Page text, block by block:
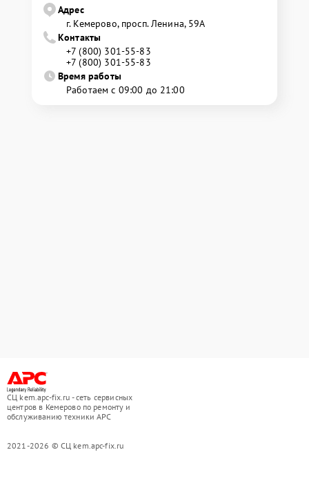
Адрес
г. Кемерово, просп. Ленина, 59А
Контакты
+7 (800) 301-55-83
+7 (800) 301-55-83
Время работы
Работаем с 09:00 до 21:00
СЦ kem.apc-fix.ru - сеть сервисных
центров в Кемерово по ремонту и
обслуживанию техники APC
2021-2026 © СЦ kem.apc-fix.ru